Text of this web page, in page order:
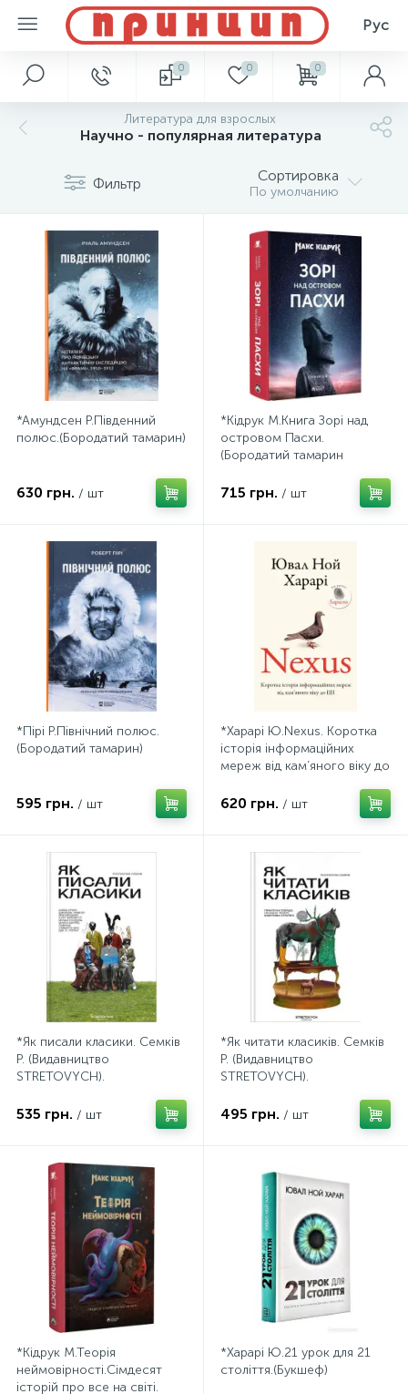
Рус
0 0 0
Литература для взрослых
Научно - популярная литература
Фильтр Сортировка
По умолчанию
*Амундсен Р.Південний
полюс.(Бородатий тамарин)
630 грн. / шт
*Кідрук М.Книга Зорі над
островом Пасхи.
(Бородатий тамарин
715 грн. / шт
*Пірі Р.Північний полюс.
(Бородатий тамарин)
595 грн. / шт
*Харарі Ю.Nexus. Коротка
історія інформаційних
мереж від кам’яного віку до
620 грн. / шт
*Як писали класики. Семків
Р. (Видавництво
STRETOVYCH).
535 грн. / шт
*Як читати класиків. Семків
Р. (Видавництво
STRETOVYCH).
495 грн. / шт
*Кідрук М.Теорія
неймовірності.Сімдесят
історій про все на світі.
*Харарі Ю.21 урок для 21
століття.(Букшеф)